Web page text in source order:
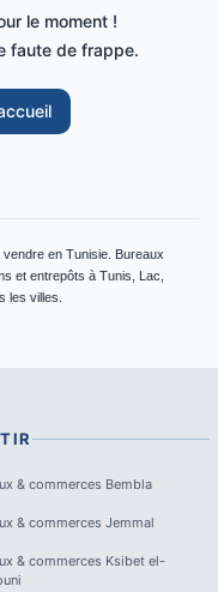
le moment !
faute de frappe.
en Tunisie. Bureaux
et entrepôts à Tunis, Lac,
les villes.
& commerces Bembla
& commerces Jemmal
& commerces Ksibet el-